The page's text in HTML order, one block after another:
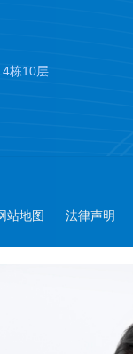
栋10层
站地图 法律声明